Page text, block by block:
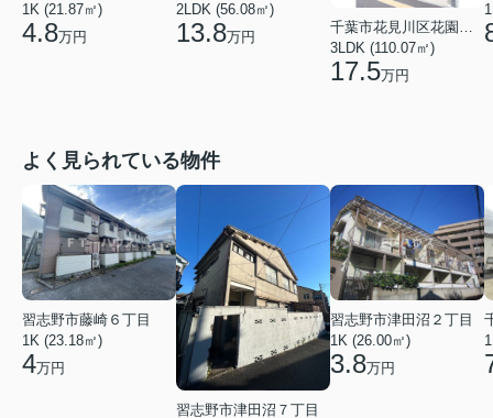
1K (21.87㎡)
4.8万円
2LDK (56.08㎡)
13.8万円
千葉市花見川区花園５丁目
3LDK (110.07㎡)
17.5万円
よく見られている物件
習志野市藤崎６丁目
1K (23.18㎡)
4万円
習志野市津田沼７丁目
習志野市津田沼２丁目
1K (26.00㎡)
3.8万円